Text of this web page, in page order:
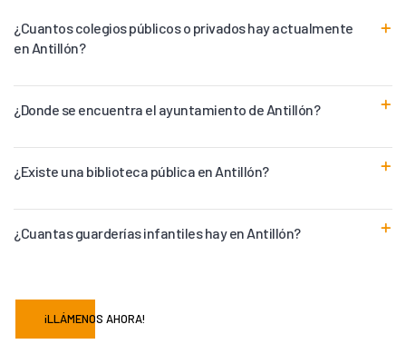
¿Cuantos colegios públicos o privados hay actualmente
en Antillón?
¿Donde se encuentra el ayuntamiento de Antillón?
¿Existe una biblioteca pública en Antillón?
¿Cuantas guarderías infantiles hay en Antillón?
¡LLÁMENOS AHORA!